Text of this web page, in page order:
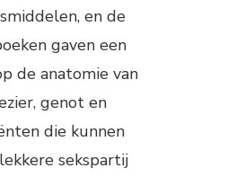
en de
gaven een
de anatomie van
genot en
die kunnen
sekspartij